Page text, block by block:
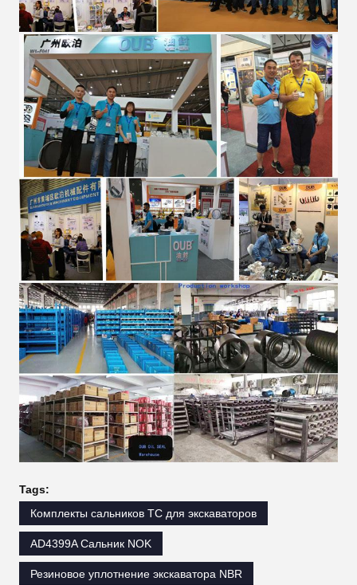
Tags:
Комплекты сальников TC для экскаваторов
AD4399A Сальник NOK
Резиновое уплотнение экскаватора NBR